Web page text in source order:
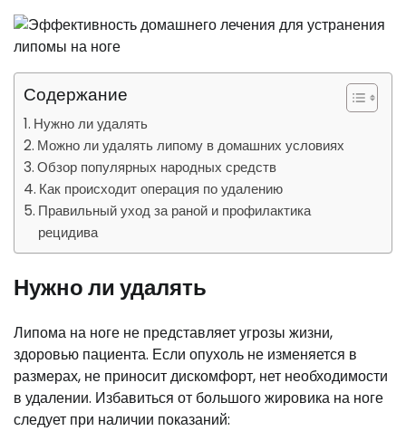
Содержание
Нужно ли удалять
Можно ли удалять липому в домашних условиях
Обзор популярных народных средств
Как происходит операция по удалению
Правильный уход за раной и профилактика
рецидива
Нужно ли удалять
Липома на ноге не представляет угрозы жизни,
здоровью пациента. Если опухоль не изменяется в
размерах, не приносит дискомфорт, нет необходимости
в удалении. Избавиться от большого жировика на ноге
следует при наличии показаний: